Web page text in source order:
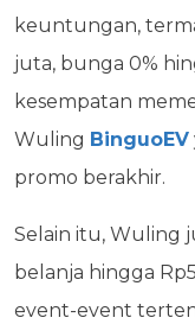
keuntungan,
juta, bunga 0%
kesempatan
Wuling BinguoEV
promo berakhir.
Selain itu, Wuling
belanja hingga
event-event